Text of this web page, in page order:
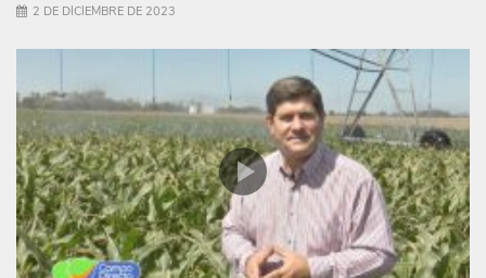
2 DE DICIEMBRE DE 2023